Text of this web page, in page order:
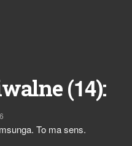
(14):
To ma sens.